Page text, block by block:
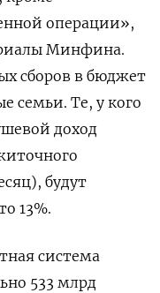
операции»,
Минфина.
сборов в бюджет
семьи. Те, у кого
доход
будут
13%.
система
533 млрд